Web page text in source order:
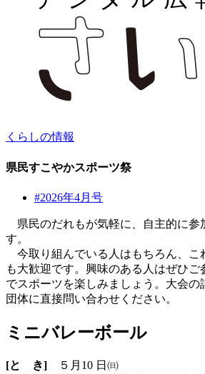
くらしの情報
県民すこやかスポーツ祭
#2026年4月号
県民のだれもが気軽に、自主的に参
す。
今取り組んでいる人はもちろん、こ
も大歓迎です。興味のある人はぜひご
でスポーツを楽しみましょう。大会の
団体に直接問い合わせください。
ミニバレーボール
[と き]
５月10 日㈰